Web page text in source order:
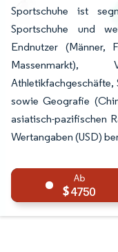
Sportschuhe ist
Sportschuhe und
Endnutzer (Männer,
Massenmarkt),
Athletikfachgeschäfte,
sowie Geografie
asiatisch-pazifischen
Wertangaben (USD)
4750